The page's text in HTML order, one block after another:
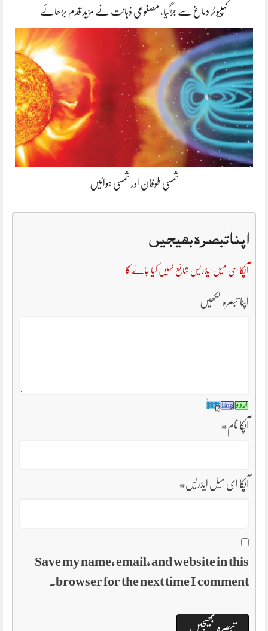
کمپیوٹر دماغ سے جڑگیا، مصنوعی ذہانت نے مزید قدم بڑھائے
شمسی طوفان اور شمسی ہوائیں
اپنا تبصرہ بھیجیں
آپکا ای میل ایڈریس شائع نہیں کیا جائے گا
اپنا تبصرہ لکھیں
آپکا نام*
آپکا ای میل ایڈریس*
Save my name, email, and website in this
browser for the next time I comment.